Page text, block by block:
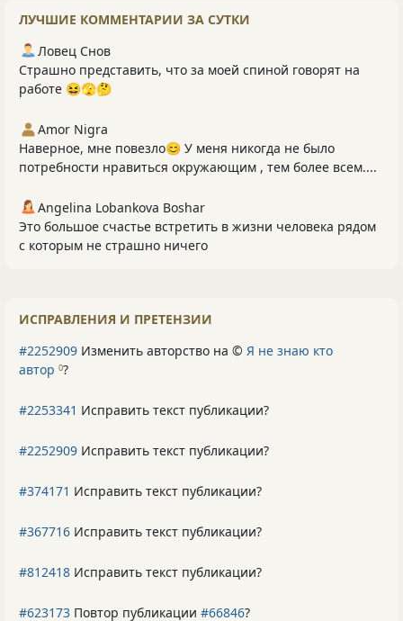
ЛУЧШИЕ КОММЕНТАРИИ ЗА СУТКИ
Ловец Снов
Страшно представить, что за моей спиной говорят на
работе 😆🫣🤔
Amor Nigra
Наверное, мне повезло😊 У меня никогда не было
потребности нравиться окружающим , тем более всем....
Angelina Lobankova Boshar
Это большое счастье встретить в жизни человека рядом
с которым не страшно ничего
ИСПРАВЛЕНИЯ И ПРЕТЕНЗИИ
#2252909 Изменить авторство на © Я не знаю кто
автор 0?
#2253341 Исправить текст публикации?
#2252909 Исправить текст публикации?
#374171 Исправить текст публикации?
#367716 Исправить текст публикации?
#812418 Исправить текст публикации?
#623173 Повтор публикации #66846?